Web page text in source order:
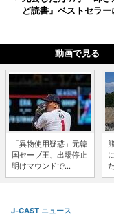
ど読書』ベストセラー
動画で見る
「異物使用疑惑」元韓
国セーブ王、出場停止
明けマウンドで...
J-CAST ニュース